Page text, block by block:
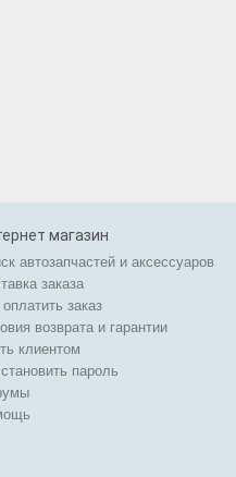
магазин
автозапчастей и аксессуаров
заказа
оплатить заказ
возврата и гарантии
клиентом
пароль